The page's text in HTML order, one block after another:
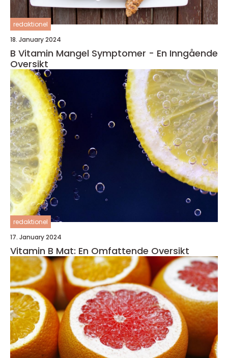
redaktionel
18. January 2024
B Vitamin Mangel Symptomer - En Inngående
Oversikt
redaktionel
17. January 2024
Vitamin B Mat: En Omfattende Oversikt